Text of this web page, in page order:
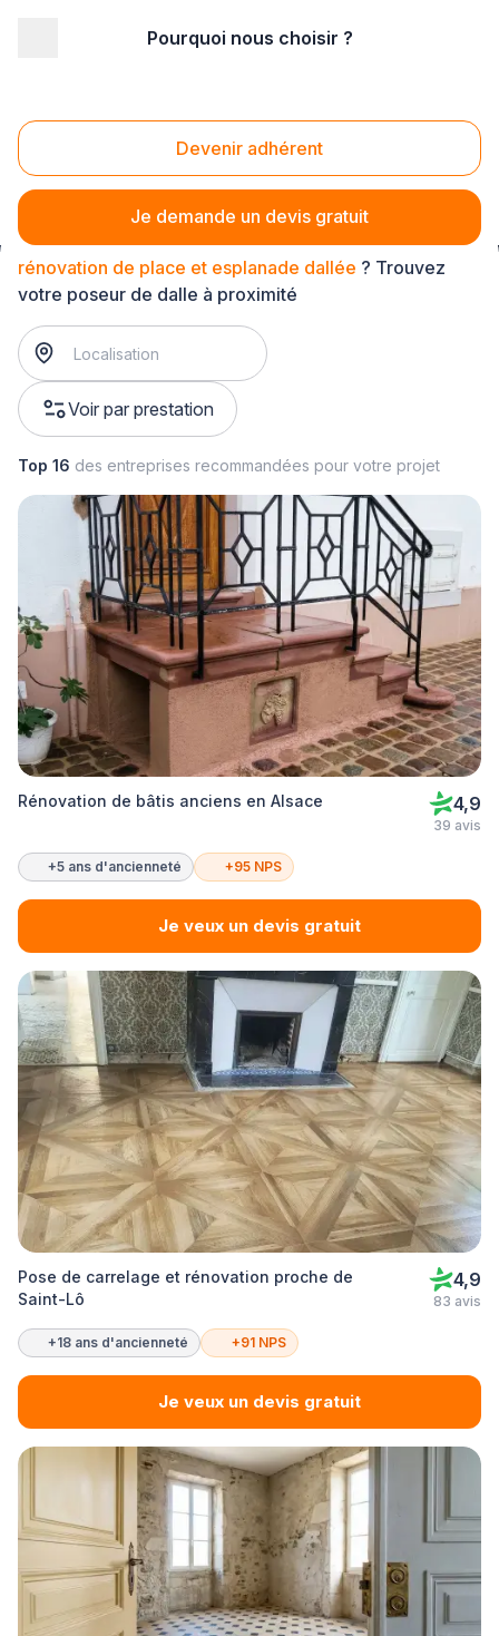
Pourquoi nous choisir ?
Devenir adhérent
Je demande un devis gratuit
Rénovation de place et esplanade dallée
rénovation de place et esplanade dallée ? Trouvez
votre poseur de dalle à proximité
Voir par prestation
Top 16 des entreprises recommandées pour votre projet
Rénovation de bâtis anciens en Alsace 4,9
39 avis
+5 ans d'ancienneté +95 NPS
Je veux un devis gratuit
Pose de carrelage et rénovation proche de
Saint-Lô
4,9
83 avis
+18 ans d'ancienneté +91 NPS
Je veux un devis gratuit